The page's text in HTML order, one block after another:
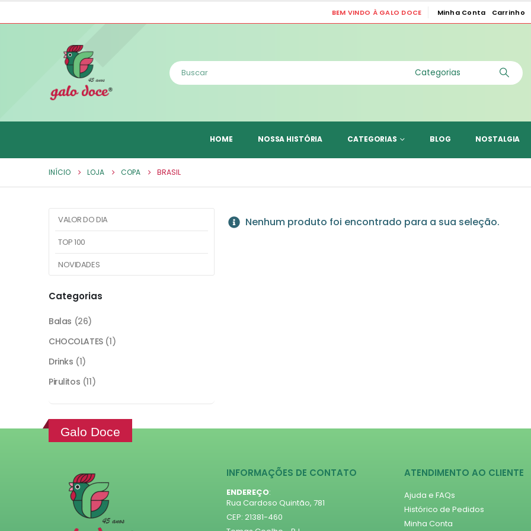
BEM VINDO À GALO DOCE Minha Conta Carrinho
HOME NOSSA HISTÓRIA CATEGORIAS BLOG NOSTALGIA
INÍCIO LOJA COPA BRASIL
Nenhum produto foi encontrado para a sua seleção.
VALOR DO DIA
TOP 100
NOVIDADES
Categorias
Balas (26)
CHOCOLATES (1)
Drinks (1)
Pirulitos (11)
Galo Doce
INFORMAÇÕES DE CONTATO
ENDEREÇO:
Rua Cardoso Quintão, 781
CEP: 21381-460
ATENDIMENTO AO CLIENTE
Ajuda e FAQs
Histórico de Pedidos
Minha Conta